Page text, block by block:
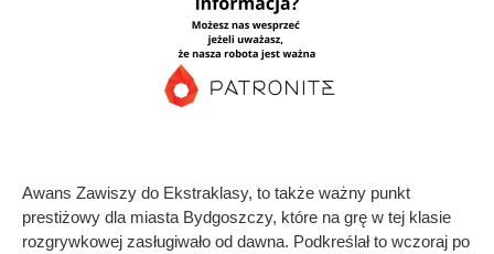
Awans Zawiszy do Ekstraklasy, to także ważny punkt
prestiżowy dla miasta Bydgoszczy, które na grę w tej klasie
rozgrywkowej zasługiwało od dawna. Podkreślał to wczoraj po